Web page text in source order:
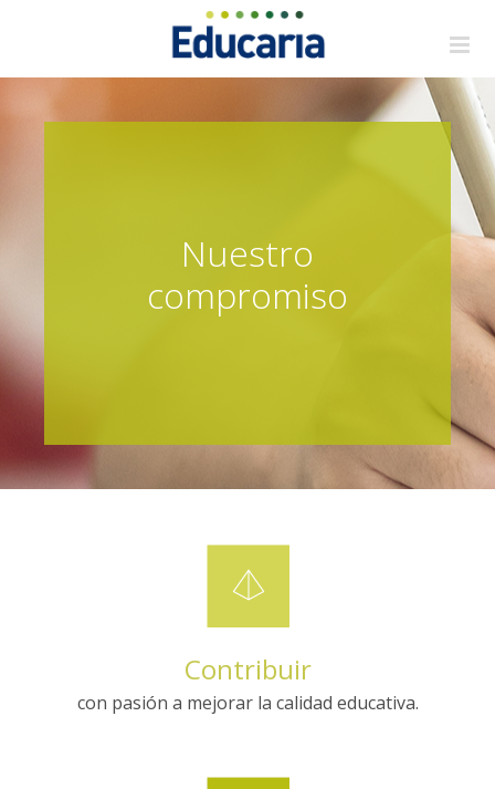
Nuestro
compromiso
Contribuir
con pasión a mejorar la calidad educativa.